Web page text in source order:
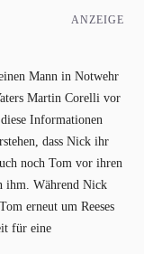
ANZEIGE
Mann in Notwehr
Martin Corelli vor
Informationen
dass Nick ihr
noch Tom vor ihren
ihm. Während Nick
erneut um Reeses
für eine